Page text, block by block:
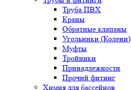
Труба ПВХ
Краны
Обратные клапаны
Угольники (Колени)
Муфты
Тройники
Принадлежности
Прочий фитинг
Химия для бассейнов